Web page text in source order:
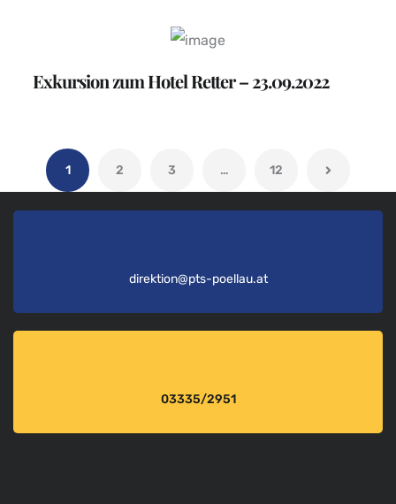
Exkursion zum Hotel Retter – 23.09.2022
1 2 3 … 12
direktion@pts-poellau.at
03335/2951